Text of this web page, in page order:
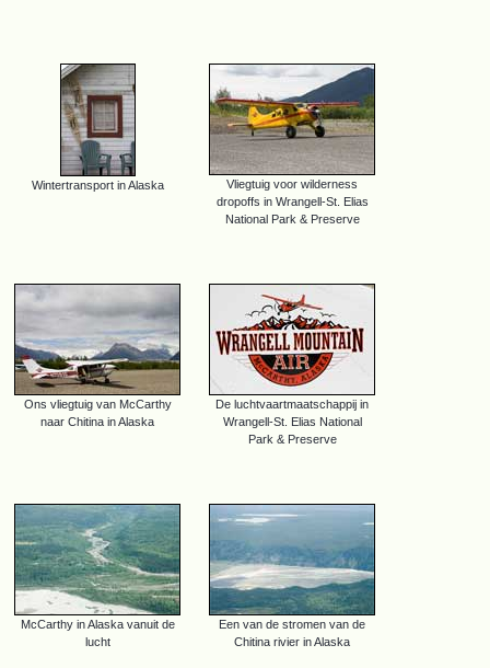
Wintertransport in Alaska
Vliegtuig voor wilderness
dropoffs in Wrangell-St. Elias
National Park & Preserve
Ons vliegtuig van McCarthy
naar Chitina in Alaska
De luchtvaartmaatschappij in
Wrangell-St. Elias National
Park & Preserve
McCarthy in Alaska vanuit de
lucht
Een van de stromen van de
Chitina rivier in Alaska